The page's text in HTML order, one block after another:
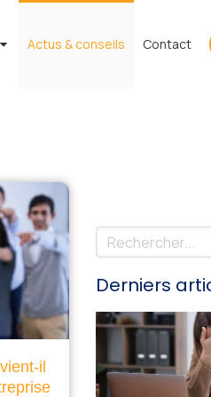
Actus & conseils Contact
il
Rechercher
Derniers